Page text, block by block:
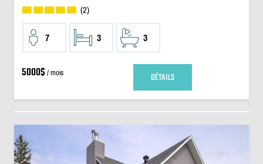
(2)
7 3 3
5000$ / mois DÉTAILS